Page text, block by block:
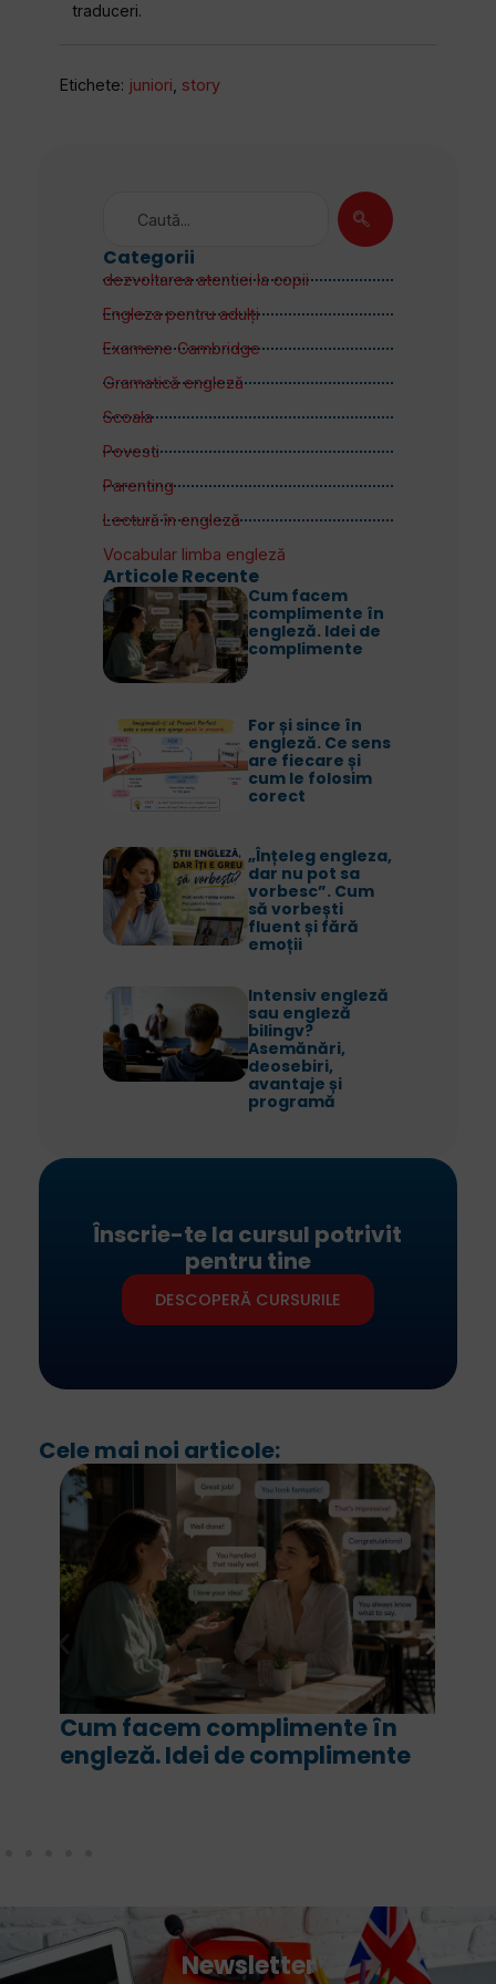
traduceri.
Etichete: juniori story
Categorii
dezvoltarea atentiei la copii
Engleza pentru adulţi
Examene Cambridge
Gramatică engleză
Scoala
Povesti
Parenting
Lectură în engleză
Vocabular limba engleză
Articole Recente
Cum facem
complimente în
engleză. Idei de
complimente
For și since în
engleză. Ce sens
are fiecare și
cum le folosim
corect
„Înțeleg engleza,
dar nu pot sa
vorbesc”. Cum
să vorbești
fluent și fără
emoții
Intensiv engleză
sau engleză
bilingv?
Asemănări,
deosebiri,
avantaje și
programă
Înscrie-te la cursul potrivit
pentru tine
DESCOPERĂ CURSURILE
Cele mai noi articole:
Cum facem complimente în
engleză. Idei de complimente
Newsletter